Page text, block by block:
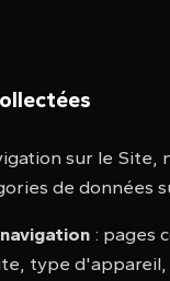
sur le Site,
de données
: pages
type d'appareil,